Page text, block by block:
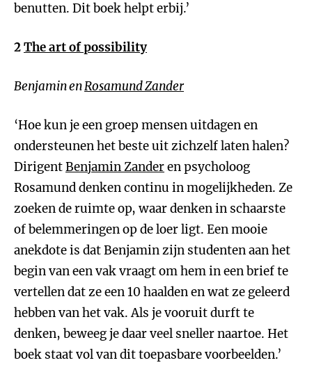
benutten. Dit boek helpt erbij.’
2The art of possibility
Benjamin enRosamund Zander
‘Hoe kun je een groep mensen uitdagen en
ondersteunen het beste uit zichzelf laten halen?
DirigentBenjamin Zanderen psycholoog
Rosamund denken continu in mogelijkheden. Ze
zoeken de ruimte op, waar denken in schaarste
of belemmeringen op de loer ligt. Een mooie
anekdote is dat Benjamin zijn studenten aan het
begin van een vak vraagt om hem in een brief te
vertellen dat ze een 10 haalden en wat ze geleerd
hebben van het vak. Als je vooruit durft te
denken, beweeg je daar veel sneller naartoe. Het
boek staat vol van dit toepasbare voorbeelden.’